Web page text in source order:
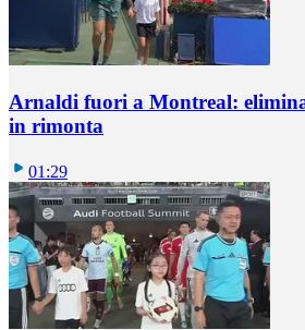
Arnaldi fuori a Montreal:
in rimonta
01:29